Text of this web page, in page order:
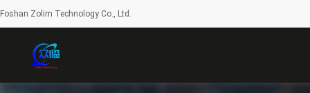
Foshan Zolim Technology Co., Ltd.